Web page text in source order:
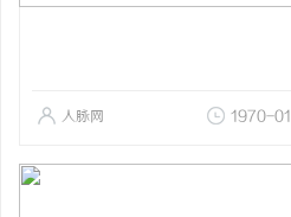
人脉网 1970-